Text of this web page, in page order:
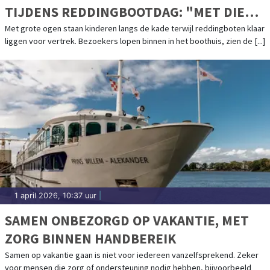
TIJDENS REDDINGBOOTDAG: "MET DIE
BOOT OVER DE GOLVEN, DAT VERGEET JE
NOOIT MEER"
Met grote ogen staan kinderen langs de kade terwijl reddingboten klaar
liggen voor vertrek. Bezoekers lopen binnen in het boothuis, zien de [...]
1 april 2026, 10:37 uur
SAMEN ONBEZORGD OP VAKANTIE, MET
ZORG BINNEN HANDBEREIK
Samen op vakantie gaan is niet voor iedereen vanzelfsprekend. Zeker
voor mensen die zorg of ondersteuning nodig hebben, bijvoorbeeld